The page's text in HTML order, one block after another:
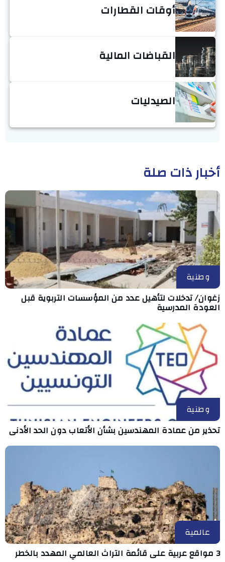
أوقات القطارات
القباضات المالية
الصيدليات
أخبار ذات صلة
وطنية
زغوان/ تدخلات لتأهيل عدد من المؤسسات التربوية قبل
العودة المدرسية
وطنية
تحذير من عمادة المهندسين بشأن الأتعاب دون الحد الأدنى
عالمية
3 مواقع عربية على قائمة التراث العالمي المهدد بالخطر